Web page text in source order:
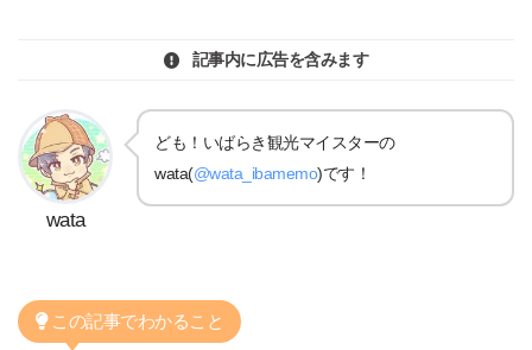
記事内に広告を含みます
wata
ども！いばらき観光マイスターの
wata(@wata_ibamemo)です！
この記事でわかること